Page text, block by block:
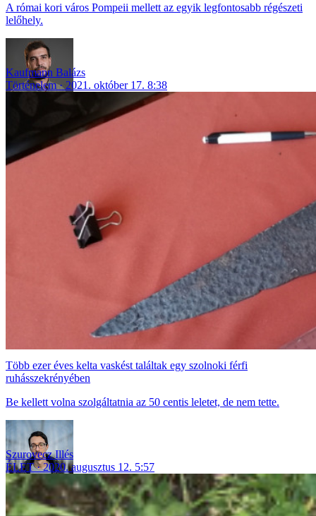
A római kori város Pompeii mellett az egyik legfontosabb régészeti
lelőhely.
Kaufmann Balázs
Történelem
2021. október 17. 8:38
Több ezer éves kelta vaskést találtak egy szolnoki férfi
ruhásszekrényében
Be kellett volna szolgáltatnia az 50 centis leletet, de nem tette.
Szurovecz Illés
ÉLET
2020. augusztus 12. 5:57